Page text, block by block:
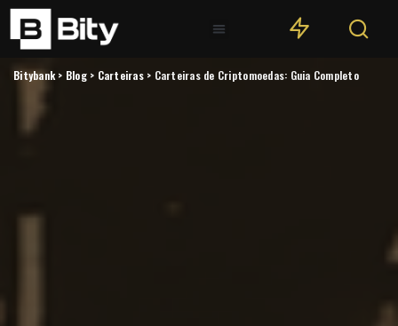
Bitybank > Blog> Carteiras> Carteiras de Criptomoedas: Guia Completo